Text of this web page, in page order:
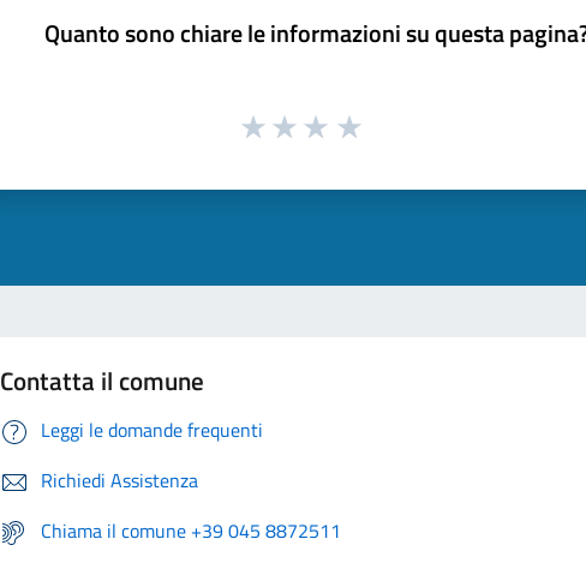
Quanto sono chiare le informazioni su questa
Contatta il comune
Leggi le domande frequenti
Richiedi Assistenza
Chiama il comune +39 045 8872511